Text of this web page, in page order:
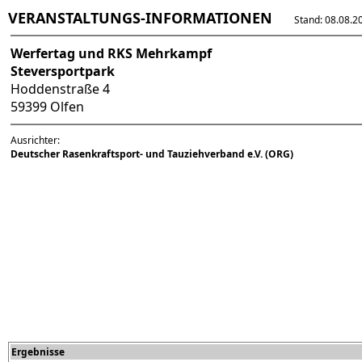
VERANSTALTUNGS-INFORMATIONEN Stand:
Werfertag und RKS Mehrkampf
Steversportpark
Hoddenstraße 4
59399 Olfen
Ausrichter:
Deutscher Rasenkraftsport- und Tauziehverband e.V. (ORG)
Ergebnisse